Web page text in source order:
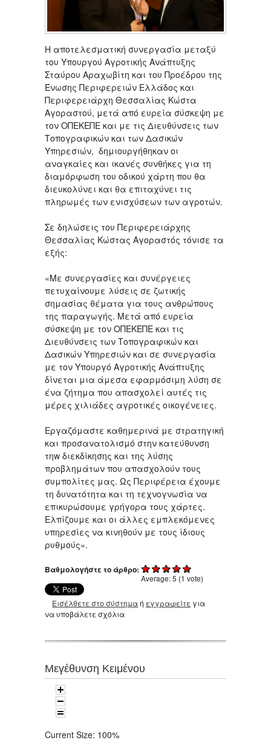
Η αποτελεσματική συνεργασία μεταξύ
του Υπουργού Αγροτικής Ανάπτυξης
Σταύρου Αραχωβίτη και του Προέδρου της
Ένωσης Περιφερειών Ελλάδος και
Περιφερειάρχη Θεσσαλίας Κώστα
Αγοραστού, μετά από ευρεία σύσκεψη με
τον ΟΠΕΚΕΠΕ και με τις Διευθύνσεις των
Τοπογραφικών και των Δασικών
Υπηρεσιών, δημιουργήθηκαν οι
αναγκαίες και ικανές συνθήκες για τη
διαμόρφωση του οδικού χάρτη που θα
διευκολύνει και θα επιταχύνει τις
πληρωμές των ενισχύσεων των αγροτών.
Σε δηλώσεις του Περιφερειάρχης
Θεσσαλίας Κώστας Αγοραστός τόνισε τα
εξής:
«Με συνεργασίες και συνέργειες
πετυχαίνουμε λύσεις σε ζωτικής
σημασίας θέματα για τους ανθρώπους
της παραγωγής. Μετά από ευρεία
σύσκεψη με τον ΟΠΕΚΕΠΕ και τις
Διευθύνσεις των Τοπογραφικών και
Δασικών Υπηρεσιών και σε συνεργασία
με τον Υπουργό Αγροτικής Ανάπτυξης
δίνεται μια άμεσα εφαρμόσιμη λύση σε
ένα ζήτημα που απασχολεί αυτές τις
μέρες χιλιάδες αγροτικές οικογένειες.
Εργαζόμαστε καθημερινά με στρατηγική
και προσανατολισμό στην κατεύθυνση
τηw διεκδίκησης και της λύσης
προβλημάτων που απασχολούν τους
συμπολίτες μας. Ως Περιφέρεια έχουμε
τη δυνατότητα και τη τεχνογνωσία να
επικυρώσουμε γρήγορα τους χάρτες.
Ελπίζουμε και οι άλλες εμπλεκόμενες
υπηρεσίες να κινηθούν με τους ίδιους
ρυθμούς».
Βαθμολογήστε το άρθρο:
Average:5 (1 vote)
Εισέλθετε στο σύστημαή εγγραφείτε για
να υποβάλετε σχόλια
Μεγέθυνση Κειμένου
Current Size: 100%